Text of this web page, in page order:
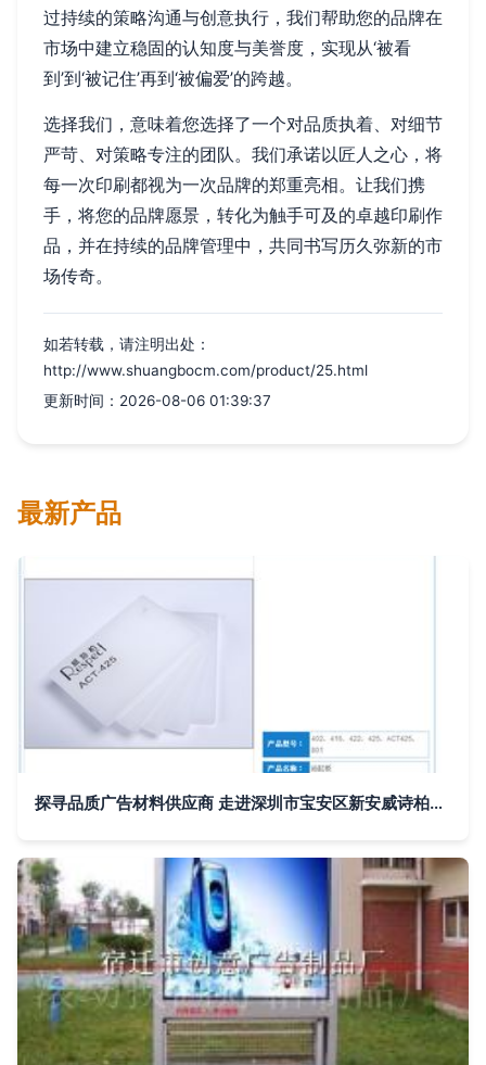
过持续的策略沟通与创意执行，我们帮助您的品牌在
市场中建立稳固的认知度与美誉度，实现从‘被看
到’到‘被记住’再到‘被偏爱’的跨越。
选择我们，意味着您选择了一个对品质执着、对细节
严苛、对策略专注的团队。我们承诺以匠人之心，将
每一次印刷都视为一次品牌的郑重亮相。让我们携
手，将您的品牌愿景，转化为触手可及的卓越印刷作
品，并在持续的品牌管理中，共同书写历久弥新的市
场传奇。
如若转载，请注明出处：
http://www.shuangbocm.com/product/25.html
更新时间：2026-08-06 01:39:37
最新产品
探寻品质广告材料供应商 走进深圳市宝安区新安威诗柏广告材料店